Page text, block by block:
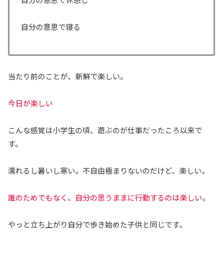
自分の意思で寝る
当たり前のことが、新鮮で楽しい。
今日が楽しい
こんな感覚は小学生の頃、遊ぶのが仕事だったころ以来で
す。
濡れるし暑いし寒い。不自由極まりないのだけど、楽しい。
誰のためでもなく、自分の思うままに行動するのは楽しい。
やっと立ち上がり自分で歩き始めた子供と同じです。